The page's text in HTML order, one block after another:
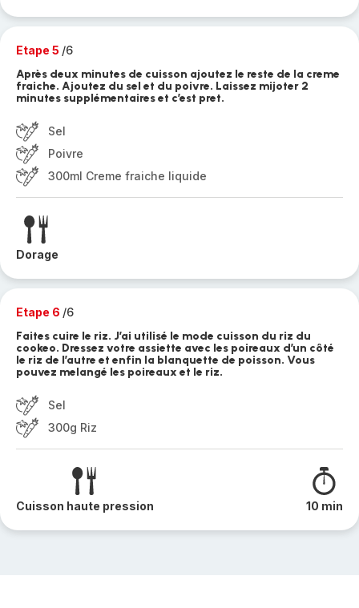
Etape 5 /6
Après deux minutes de cuisson ajoutez le reste de la creme
fraiche. Ajoutez du sel et du poivre. Laissez mijoter 2
minutes supplémentaires et c’est pret.
Sel
Poivre
300ml Creme fraiche liquide
Dorage
Etape 6 /6
Faites cuire le riz. J’ai utilisé le mode cuisson du riz du
cookeo. Dressez votre assiette avec les poireaux d’un côté
le riz de l’autre et enfin la blanquette de poisson. Vous
pouvez melangé les poireaux et le riz.
Sel
300g Riz
Cuisson haute pression 10 min